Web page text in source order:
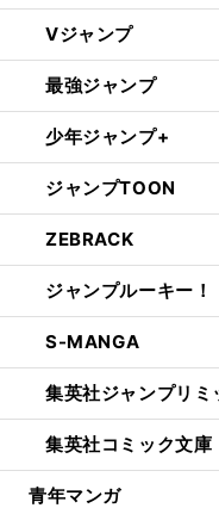
Vジャンプ
最強ジャンプ
少年ジャンプ+
ジャンプTOON
ZEBRACK
ジャンプルーキー！
S-MANGA
集英社ジャンプリミ
集英社コミック文庫
青年マンガ